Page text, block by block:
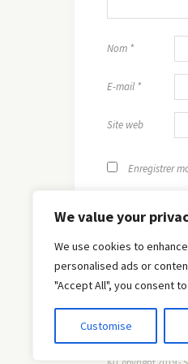
We value your
We use cookies to
personalised ads or
"Accept All", you consent
Customise
Nom *
E-mail *
Site web
Enregistrer